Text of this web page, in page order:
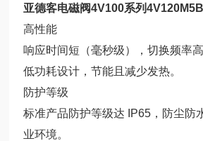
亚德客电磁阀4V100系列4V120M5BI
高性能
响应时间短（毫秒级），切换频率
低功耗设计，节能且减少发热。
防护等级
标准产品防护等级达 IP65，防尘防
业环境。